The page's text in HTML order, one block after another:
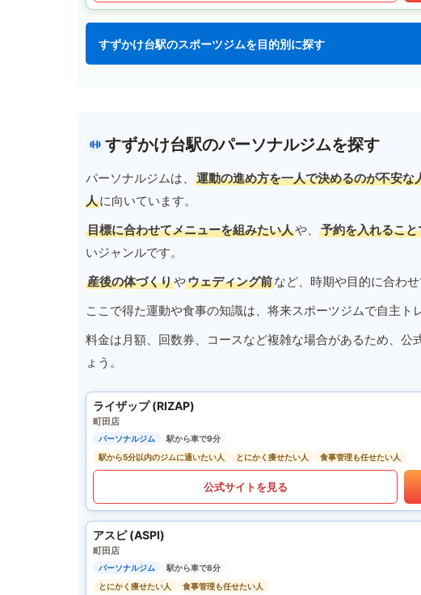
すずかけ台駅のスポーツジムを目的別に探す
すずかけ台駅のパーソナルジムを探す
パーソナルジムは、 運動の進め方を一人で決めるのが不安な
人に向いています。
目標に合わせてメニューを組みたい人や、 予約を入れるこ
いジャンルです。
産後の体づくりやウェディング前など、時期や目的に合わ
ここで得た運動や食事の知識は、将来スポーツジムで自主ト
料金は月額、回数券、コースなど複雑な場合があるため、
ょう。
ライザップ (RIZAP)
町田店
パーソナルジム
駅から車で9分
駅から5分以内のジムに通いたい人
とにかく痩せたい人 食事管理も任せたい人
公式サイトを見る
アスピ (ASPI)
町田店
パーソナルジム
駅から車で8分
とにかく痩せたい人
食事管理も任せたい人